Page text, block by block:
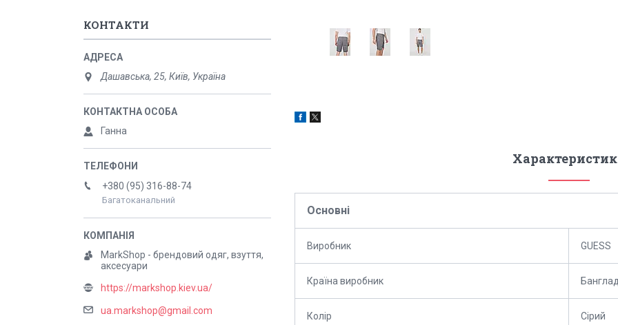
Основні
Виробник GUESS
Країна виробник
Колір Сірий
КОНТАКТИ
Дашавська, 25, Київ, Україна
Ганна
+380 (95) 316-88-74
Багатоканальний
MarkShop - брендовий одяг, взуття,
аксесуари
https://markshop.kiev.ua/
ua.markshop@gmail.com